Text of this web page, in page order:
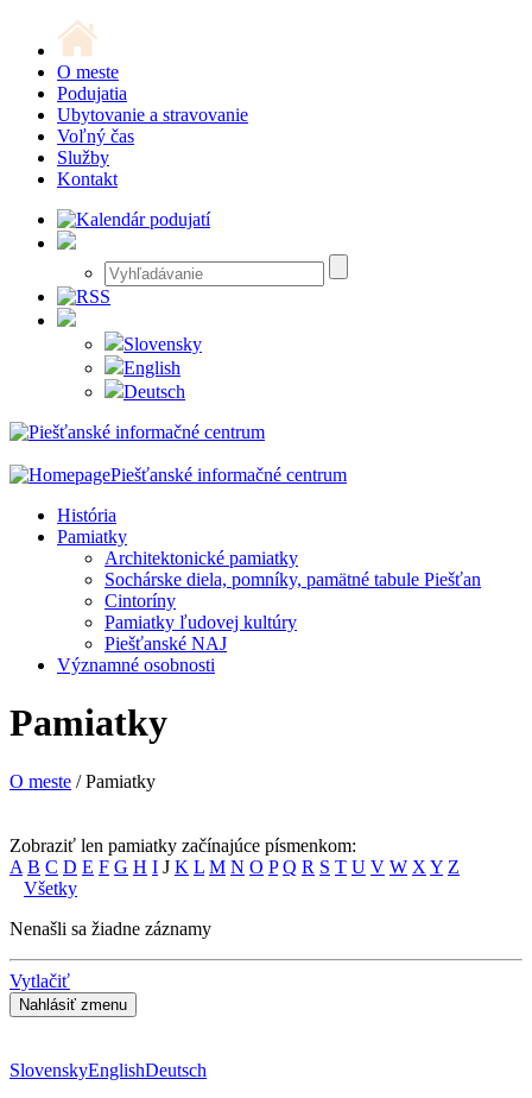
O meste
Podujatia
Ubytovanie a stravovanie
Voľný čas
Služby
Kontakt
Slovensky
English
Deutsch
Piešťanské informačné centrum
História
Pamiatky
Architektonické pamiatky
Sochárske diela, pomníky, pamätné tabule Piešťan
Cintoríny
Pamiatky ľudovej kultúry
Piešťanské NAJ
Významné osobnosti
Pamiatky
O meste / Pamiatky
Zobraziť len pamiatky začínajúce písmenkom:
A B C D E F G H I J K L M N O P Q R S T U V W X Y Z
Všetky
Nenašli sa žiadne záznamy
Vytlačiť
SlovenskyEnglishDeutsch